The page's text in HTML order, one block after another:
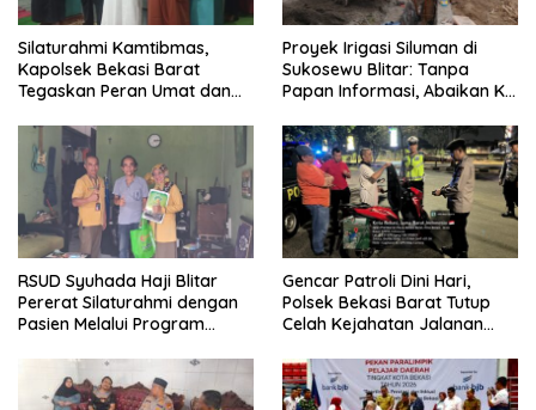
Silaturahmi Kamtibmas,
Kapolsek Bekasi Barat
Tegaskan Peran Umat dan
Kondusivitas Wilayah
Proyek Irigasi Siluman di
Sukosewu Blitar: Tanpa
Papan Informasi, Abaikan K3,
Tanggung Jawab
RSUD Syuhada Haji Blitar
Pererat Silaturahmi dengan
Pasien Melalui Program
Gencar Patroli Dini Hari,
Polsek Bekasi Barat Tutup
Celah Kejahatan Jalanan